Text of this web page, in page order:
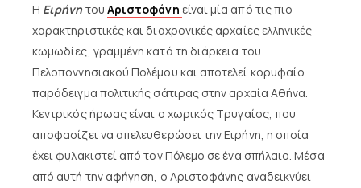
Η Ειρήνη του Αριστοφάνη είναι μία από τις πιο
χαρακτηριστικές και διαχρονικές αρχαίες ελληνικές
κωμωδίες, γραμμένη κατά τη διάρκεια του
Πελοποννησιακού Πολέμου και αποτελεί κορυφαίο
παράδειγμα πολιτικής σάτιρας στην αρχαία Αθήνα.
Κεντρικός ήρωας είναι ο χωρικός Τρυγαίος, που
αποφασίζει να απελευθερώσει την Ειρήνη, η οποία
έχει φυλακιστεί από τον Πόλεμο σε ένα σπήλαιο. Μέσα
από αυτή την αφήγηση, ο Αριστοφάνης αναδεικνύει